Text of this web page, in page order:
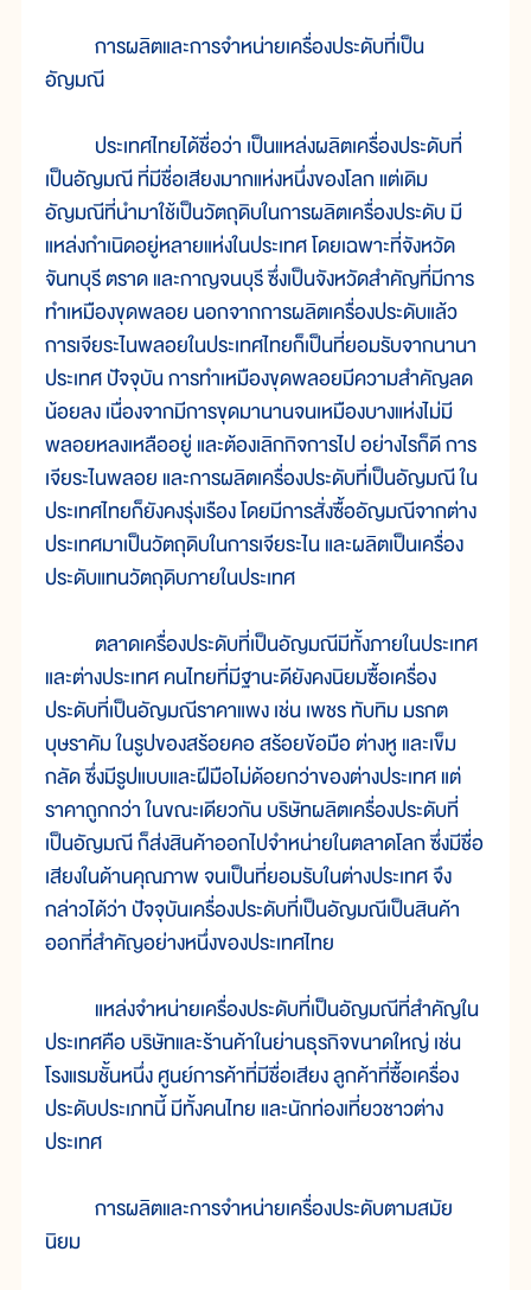
การผลิตและการจำหน่ายเครื่องประดับที่เป็น
อัญมณี
ประเทศไทยได้ชื่อว่า เป็นแหล่งผลิตเครื่องประดับที่
เป็นอัญมณี ที่มีชื่อเสียงมากแห่งหนึ่งของโลก แต่เดิม
อัญมณีที่นำมาใช้เป็นวัตถุดิบในการผลิตเครื่องประดับ มี
แหล่งกำเนิดอยู่หลายแห่งในประเทศ โดยเฉพาะที่จังหวัด
จันทบุรี ตราด และกาญจนบุรี ซึ่งเป็นจังหวัดสำคัญที่มีการ
ทำเหมืองขุดพลอย นอกจากการผลิตเครื่องประดับแล้ว
การเจียระไนพลอยในประเทศไทยก็เป็นที่ยอมรับจากนานา
ประเทศ ปัจจุบัน การทำเหมืองขุดพลอยมีความสำคัญลด
น้อยลง เนื่องจากมีการขุดมานานจนเหมืองบางแห่งไม่มี
พลอยหลงเหลืออยู่ และต้องเลิกกิจการไป อย่างไรก็ดี การ
เจียระไนพลอย และการผลิตเครื่องประดับที่เป็นอัญมณี ใน
ประเทศไทยก็ยังคงรุ่งเรือง โดยมีการสั่งซื้ออัญมณีจากต่าง
ประเทศมาเป็นวัตถุดิบในการเจียระไน และผลิตเป็นเครื่อง
ประดับแทนวัตถุดิบภายในประเทศ
ตลาดเครื่องประดับที่เป็นอัญมณีมีทั้งภายในประเทศ
และต่างประเทศ คนไทยที่มีฐานะดียังคงนิยมซื้อเครื่อง
ประดับที่เป็นอัญมณีราคาแพง เช่น เพชร ทับทิม มรกต
บุษราคัม ในรูปของสร้อยคอ สร้อยข้อมือ ต่างหู และเข็ม
กลัด ซึ่งมีรูปแบบและฝีมือไม่ด้อยกว่าของต่างประเทศ แต่
ราคาถูกกว่า ในขณะเดียวกัน บริษัทผลิตเครื่องประดับที่
เป็นอัญมณี ก็ส่งสินค้าออกไปจำหน่ายในตลาดโลก ซึ่งมีชื่อ
เสียงในด้านคุณภาพ จนเป็นที่ยอมรับในต่างประเทศ จึง
กล่าวได้ว่า ปัจจุบันเครื่องประดับที่เป็นอัญมณีเป็นสินค้า
ออกที่สำคัญอย่างหนึ่งของประเทศไทย
แหล่งจำหน่ายเครื่องประดับที่เป็นอัญมณีที่สำคัญใน
ประเทศคือ บริษัทและร้านค้าในย่านธุรกิจขนาดใหญ่ เช่น
โรงแรมชั้นหนึ่ง ศูนย์การค้าที่มีชื่อเสียง ลูกค้าที่ซื้อเครื่อง
ประดับประเภทนี้ มีทั้งคนไทย และนักท่องเที่ยวชาวต่าง
ประเทศ
การผลิตและการจำหน่ายเครื่องประดับตามสมัย
นิยม